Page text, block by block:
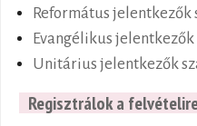
Református jelentkezők
Evangélikus
Unitárius jelentkezők
Regisztrálok a